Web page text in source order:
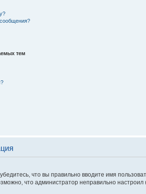
тем
что вы правильно вводите имя
что администратор неправильно